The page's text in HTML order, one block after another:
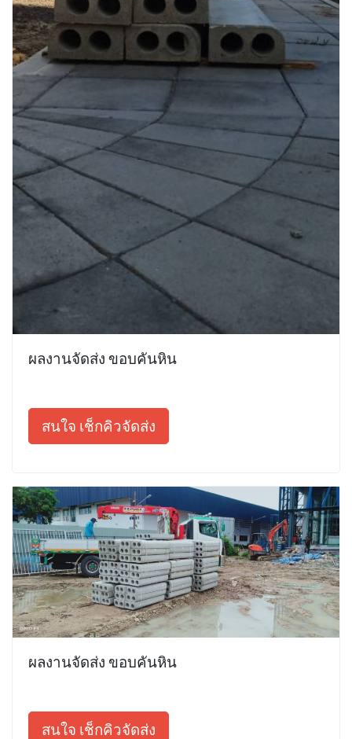
ผลงานจัดส่ง ขอบคันหิน
สนใจ เช็กคิวจัดส่ง
ผลงานจัดส่ง ขอบคันหิน
สนใจ เช็กคิวจัดส่ง